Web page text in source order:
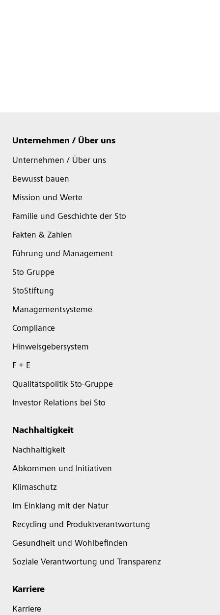
Unternehmen / Über uns
Unternehmen / Über uns
Bewusst bauen
Mission und Werte
Familie und Geschichte der Sto
Fakten & Zahlen
Führung und Management
Sto Gruppe
StoStiftung
Managementsysteme
Compliance
Hinweisgebersystem
F + E
Qualitätspolitik Sto-Gruppe
Investor Relations bei Sto
Nachhaltigkeit
Nachhaltigkeit
Abkommen und Initiativen
Klimaschutz
Im Einklang mit der Natur
Recycling und Produktverantwortung
Gesundheit und Wohlbefinden
Soziale Verantwortung und Transparenz
Karriere
Karriere